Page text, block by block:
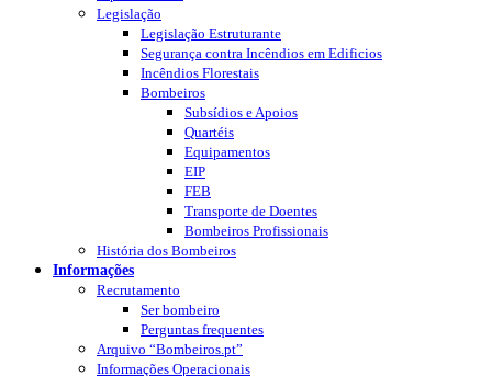
Legislação
Legislação Estruturante
Segurança contra Incêndios em Edificios
Incêndios Florestais
Bombeiros
Subsídios e Apoios
Quartéis
Equipamentos
EIP
FEB
Transporte de Doentes
Bombeiros Profissionais
História dos Bombeiros
Informações
Recrutamento
Ser bombeiro
Perguntas frequentes
Arquivo “Bombeiros.pt”
Informações Operacionais